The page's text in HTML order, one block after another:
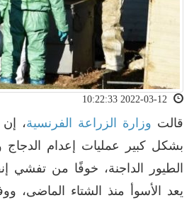
قالت وزارة الزراعة الفرنسية،
بشكل كبير عمليات إعدام الدجاج
الطيور الداجنة، خوفًا من تفشي
يعد الأسوأ منذ الشتاء الماضى،